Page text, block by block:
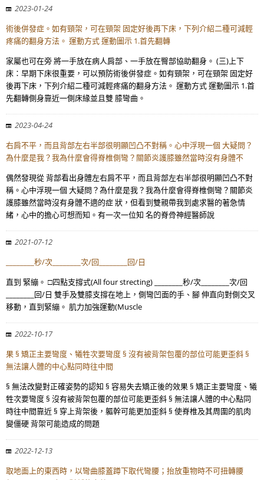
2023-01-24
術後併發症。如有頸架，可在頸架 固定好後再下床，下列介紹二種可減輕
疼痛的翻身方法。 運動方式 運動圖示 1.首先翻轉
家屬也可在旁 將一手放在病人肩部、一手放在臀部協助翻身。 (三)上下
床：早期下床很重要，可以預防術後併發症。如有頸架，可在頸架 固定好
後再下床，下列介紹二種可減輕疼痛的翻身方法。 運動方式 運動圖示 1.首
先翻轉側身靠近一側床緣並且雙 膝彎曲。
2023-04-24
右肩不平，而且背部左右半部很明顯凹凸不對稱。心中浮現一個 大疑問？
為什麼是我？我為什麼會得脊椎側彎？關節炎護膝雖然當時沒有身體不
偶然發現從 背部看出身體左右肩不平，而且背部左右半部很明顯凹凸不對
稱。心中浮現一個 大疑問？為什麼是我？我為什麼會得脊椎側彎？關節炎
護膝雖然當時沒有身體不適的症 狀，但看到雙親帶我到處求醫的著急情
緒，心中的擔心可想而知。有一次一位知 名的脊骨神經醫師說
2021-07-12
________秒/次________次/回________回/日
直到 緊繃。 □四點支撐式(All four strecting) ________秒/次________次/回
________回/日 雙手及雙膝支撐在地上，側彎凹面的手、腳 伸直向對側交叉
移動，直到緊繃。 肌力加強運動(Muscle
2022-10-17
果 § 矯正主要彎度、犧牲次要彎度 § 沒有被背架包覆的部位可能更歪斜 §
無法讓人體的中心點同時往中間
§ 無法改變對正確姿勢的認知 § 容易失去矯正後的效果 § 矯正主要彎度、犧
牲次要彎度 § 沒有被背架包覆的部位可能更歪斜 § 無法讓人體的中心點同
時往中間靠近 § 穿上背架後，軀幹可能更加歪斜 § 使脊椎及其周圍的肌肉
變僵硬 背架可能造成的問題
2022-12-13
取地面上的東西時，以彎曲膝蓋蹲下取代彎腰；抬放重物時不可扭轉腰